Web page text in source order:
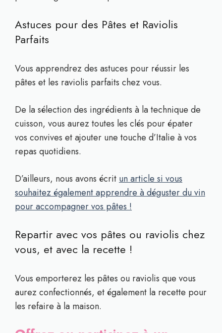
Astuces pour des Pâtes et Raviolis
Parfaits
Vous apprendrez des astuces pour réussir les
pâtes et les raviolis parfaits chez vous.
De la sélection des ingrédients à la technique de
cuisson, vous aurez toutes les clés pour épater
vos convives et ajouter une touche d’Italie à vos
repas quotidiens.
D’ailleurs, nous avons écrit un article si vous
souhaitez également apprendre à déguster du vin
pour accompagner vos pâtes !
Repartir avec vos pâtes ou raviolis chez
vous, et avec la recette !
Vous emporterez les pâtes ou raviolis que vous
aurez confectionnés, et également la recette pour
les refaire à la maison.